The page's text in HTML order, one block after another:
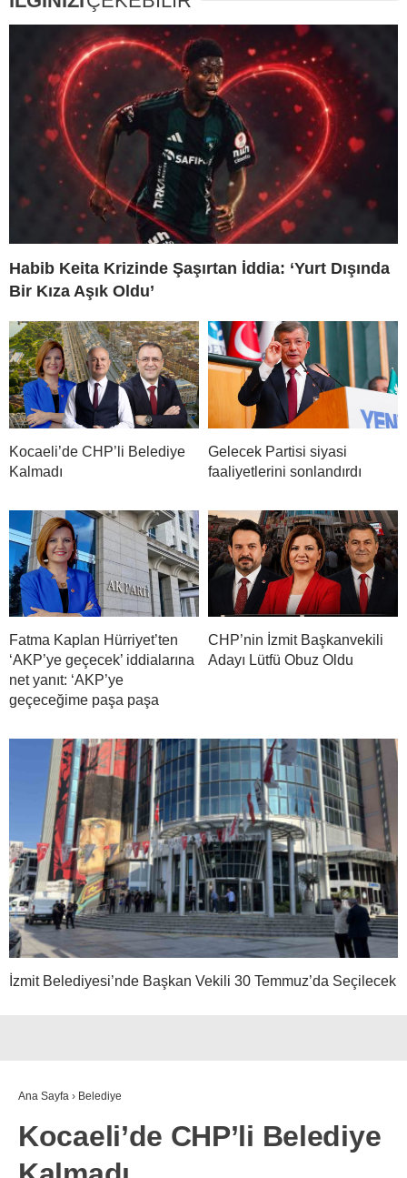
Habib Keita Krizinde Şaşırtan İddia: ‘Yurt Dışında
Bir Kıza Aşık Oldu’
Kocaeli’de CHP’li Belediye
Kalmadı
Gelecek Partisi siyasi
faaliyetlerini sonlandırdı
Fatma Kaplan Hürriyet’ten
‘AKP’ye geçecek’ iddialarına
net yanıt: ‘AKP’ye
geçeceğime paşa paşa
CHP’nin İzmit Başkanvekili
Adayı Lütfü Obuz Oldu
İzmit Belediyesi’nde Başkan Vekili 30 Temmuz’da Seçilecek
Ana Sayfa › Belediye
Kocaeli’de CHP’li Belediye